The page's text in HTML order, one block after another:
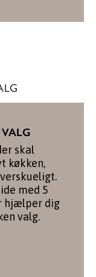
skal
køkken,
med 5
hjælper dig
valg.